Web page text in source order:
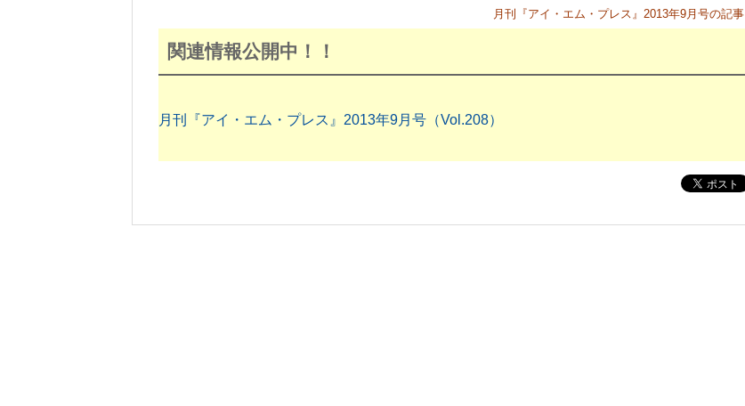
月刊『アイ・エム・プレス』2013年9月号の記事
関連情報公開中！！
月刊『アイ・エム・プレス』2013年9月号（Vol.208）